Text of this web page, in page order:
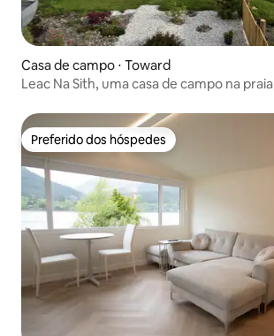
Casa de campo ⋅ Toward
Leac Na Sith, uma casa de campo na praia
Preferido dos hóspedes
Preferido dos hóspedes